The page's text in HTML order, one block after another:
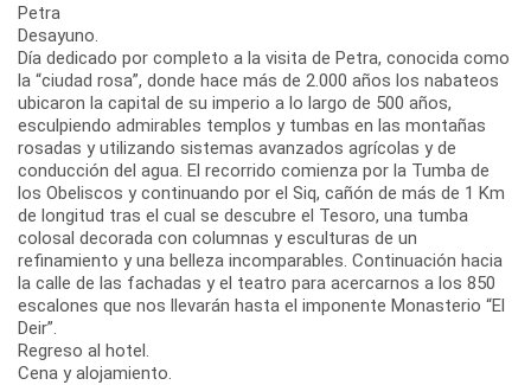
Petra
Desayuno.
Día dedicado por completo a la visita de Petra, conocida como
la “ciudad rosa”, donde hace más de 2.000 años los nabateos
ubicaron la capital de su imperio a lo largo de 500 años,
esculpiendo admirables templos y tumbas en las montañas
rosadas y utilizando sistemas avanzados agrícolas y de
conducción del agua. El recorrido comienza por la Tumba de
los Obeliscos y continuando por el Siq, cañón de más de 1 Km
de longitud tras el cual se descubre el Tesoro, una tumba
colosal decorada con columnas y esculturas de un
refinamiento y una belleza incomparables. Continuación hacia
la calle de las fachadas y el teatro para acercarnos a los 850
escalones que nos llevarán hasta el imponente Monasterio “El
Deir”.
Regreso al hotel.
Cena y alojamiento.